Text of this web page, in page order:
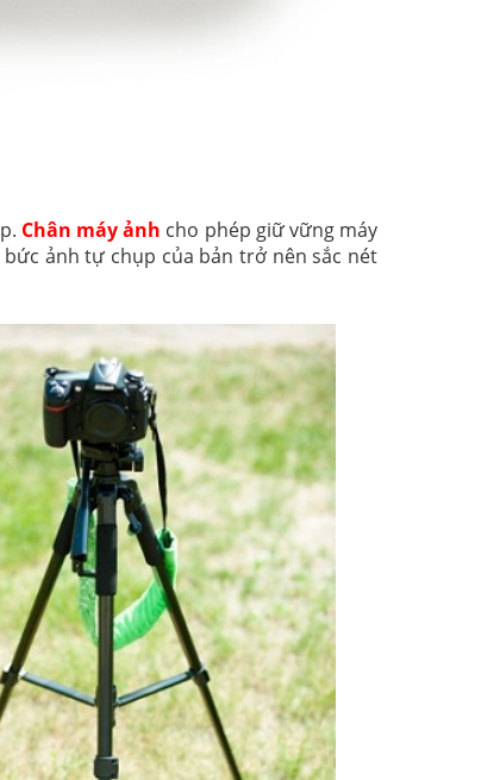
Chân máy ảnh cho phép giữ vững máy
ảnh tự chụp của bản trở nên sắc nét